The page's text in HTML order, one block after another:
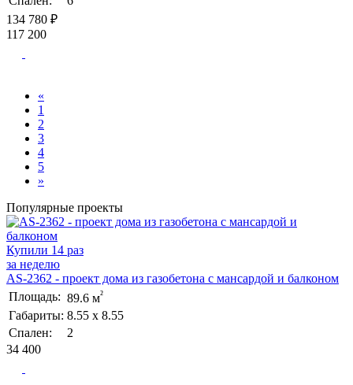
134 780 ₽
117 200
«
1
2
3
4
5
»
Популярные проекты
Купили 14 раз
за неделю
AS-2362 - проект дома из газобетона с мансардой и балконом
Площадь: 89.6 м²
Габариты: 8.55 х 8.55
Спален:
2
34 400